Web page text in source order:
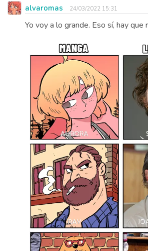
alvaromas 24/03/2022 15:31
Yo voy a lo grande. Eso sí, hay que